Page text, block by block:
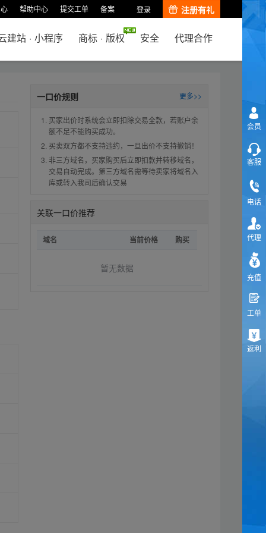
帮助中心 提交工单 备案 登录 注册有礼
建站 · 小程序 商标 · 版权 安全 代理合作
一口价规则 更多>>
买家出价时系统会立即扣除交易全款，若账户余
额不足不能购买成功。
买卖双方都不支持违约，一旦出价不支持撤销！
非三方域名，买家购买后立即扣款并转移域名，
交易自动完成。第三方域名需等待卖家将域名入
库或转入我司后确认交易
关联一口价推荐
域名 当前价格 购买
暂无数据
会员
客服
电话
代理
充值
工单
返利